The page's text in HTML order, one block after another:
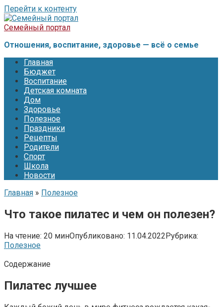
Перейти к контенту
Семейный портал
Отношения, воспитание, здоровье — всё о семье
Главная
Бюджет
Воспитание
Детская комната
Дом
Здоровье
Полезное
Праздники
Рецепты
Родители
Спорт
Школа
Новости
Главная » Полезное
Что такое пилатес и чем он полезен?
На чтение: 20 минОпубликовано: 11.04.2022Рубрика:
Полезное
Содержание
Пилатес лучшее